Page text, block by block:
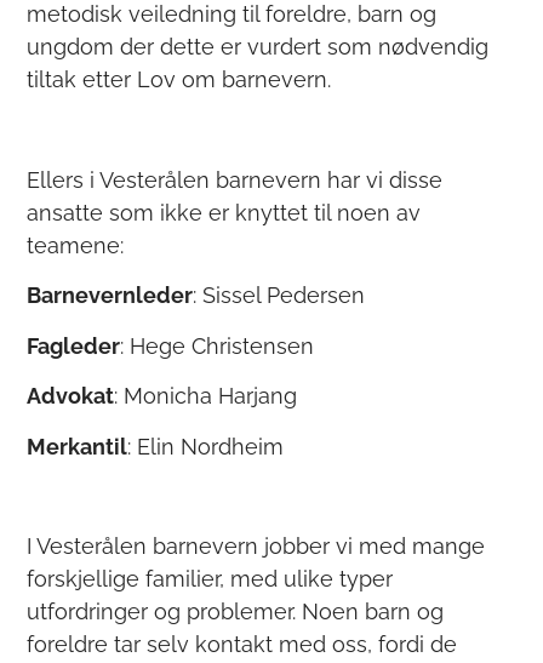
metodisk veiledning til foreldre, barn og
ungdom der dette er vurdert som nødvendig
tiltak etter Lov om barnevern.
Ellers i Vesterålen barnevern har vi disse
ansatte som ikke er knyttet til noen av
teamene:
Barnevernleder: Sissel Pedersen
Fagleder: Hege Christensen
Advokat: Monicha Harjang
Merkantil: Elin Nordheim
I Vesterålen barnevern jobber vi med mange
forskjellige familier, med ulike typer
utfordringer og problemer. Noen barn og
foreldre tar selv kontakt med oss, fordi de